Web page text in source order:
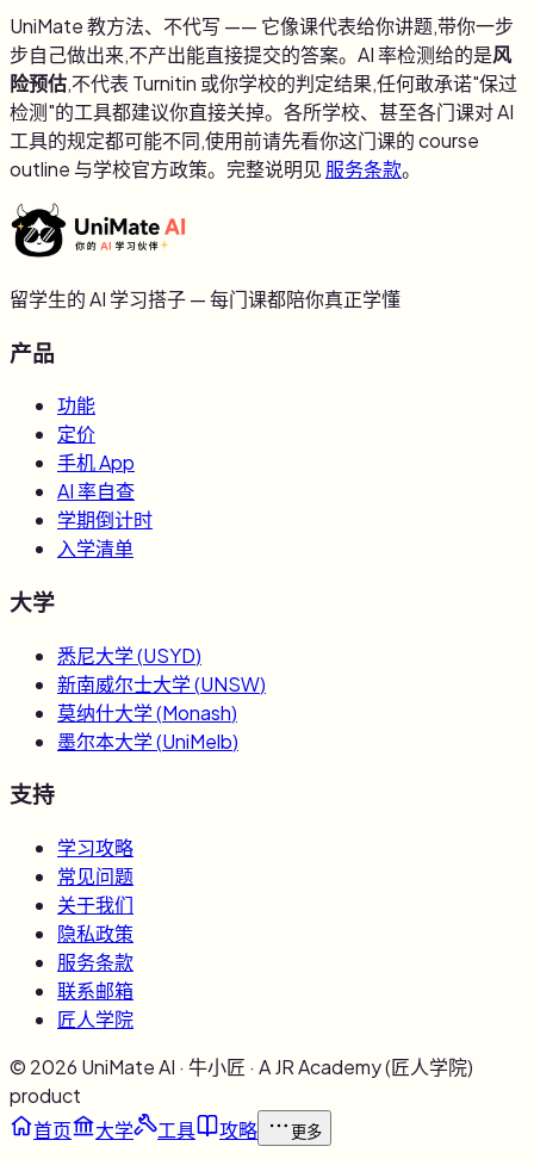
UniMate 教方法、不代写 —— 它像课代表给你讲题,带你一步
步自己做出来,不产出能直接提交的答案。AI 率检测给的是风
险预估,不代表 Turnitin 或你学校的判定结果,任何敢承诺"保过
检测"的工具都建议你直接关掉。各所学校、甚至各门课对 AI
工具的规定都可能不同,使用前请先看你这门课的 course
outline 与学校官方政策。完整说明见 服务条款。
留学生的 AI 学习搭子 — 每门课都陪你真正学懂
产品
功能
定价
手机 App
AI 率自查
学期倒计时
入学清单
大学
悉尼大学(USYD)
新南威尔士大学(UNSW)
莫纳什大学(Monash)
墨尔本大学(UniMelb)
支持
学习攻略
常见问题
关于我们
隐私政策
服务条款
联系邮箱
匠人学院
© 2026 UniMate AI · 牛小匠 · A JR Academy (匠人学院)
product
首页
大学 工具 攻略 更多